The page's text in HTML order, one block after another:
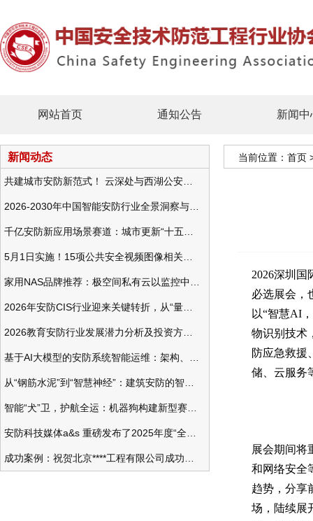
网站首页 通知公告 新闻中
新闻动态 当前位置： 首页
2026深圳国
必选展会，
以“智慧AI
物识别技术
防应急救援
储、云服务
展会期间将
和网络安全
趋势，分享
场，陆续展